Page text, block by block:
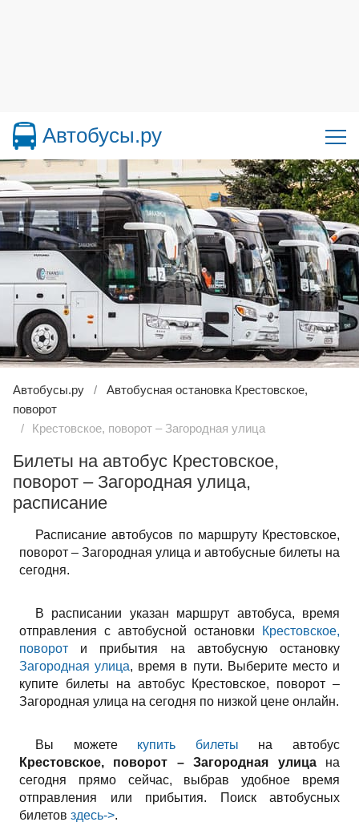
Автобусы.ру
Автобусы.ру
Автобусная остановка Крестовское,
поворот
Крестовское, поворот – Загородная улица
Билеты на автобус Крестовское,
поворот – Загородная улица,
расписание
Расписание автобусов по маршруту Крестовское,
поворот – Загородная улица и автобусные билеты на
сегодня.
В расписании указан маршрут автобуса, время
отправления с автобусной остановки
Крестовское,
поворот и прибытия на автобусную остановку
Загородная улица, время в пути. Выберите место и
купите билеты на автобус Крестовское, поворот –
Загородная улица на сегодня по низкой цене онлайн.
Вы можете купить билеты на автобус
Крестовское, поворот – Загородная улицана
сегодня прямо сейчас, выбрав удобное время
отправления или прибытия. Поиск автобусных
билетов здесь->.